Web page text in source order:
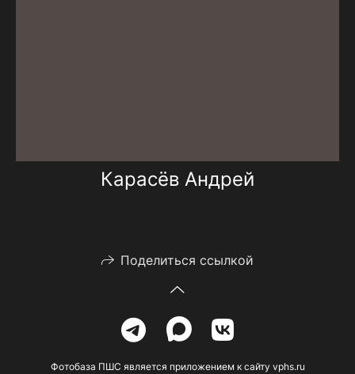
Карасёв Андрей
Поделиться ссылкой
Фотобаза ПШС является приложением к сайту vphs.ru